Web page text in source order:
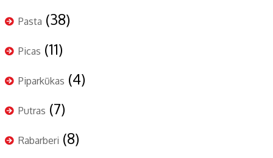
Pasta (38)
Picas (11)
Piparkūkas (4)
Putras (7)
Rabarberi (8)